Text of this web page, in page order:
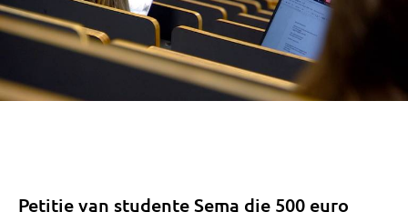
Petitie van studente Sema die 500 euro